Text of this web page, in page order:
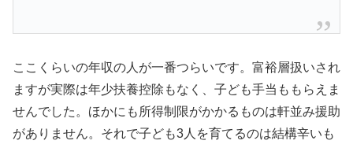
ここくらいの年収の人が一番つらいです。富裕層扱いされ
ますが実際は年少扶養控除もなく、子ども手当ももらえま
せんでした。ほかにも所得制限がかかるものは軒並み援助
がありません。それで子ども3人を育てるのは結構辛いも